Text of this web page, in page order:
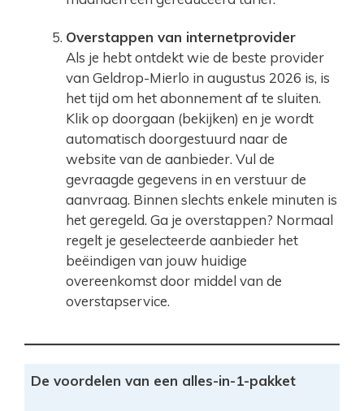
Overstappen van internetprovider
Als je hebt ontdekt wie de beste provider
van Geldrop-Mierlo in augustus 2026 is, is
het tijd om het abonnement af te sluiten.
Klik op doorgaan (bekijken) en je wordt
automatisch doorgestuurd naar de
website van de aanbieder. Vul de
gevraagde gegevens in en verstuur de
aanvraag. Binnen slechts enkele minuten is
het geregeld. Ga je overstappen? Normaal
regelt je geselecteerde aanbieder het
beëindigen van jouw huidige
overeenkomst door middel van de
overstapservice.
De voordelen van een alles-in-1-pakket